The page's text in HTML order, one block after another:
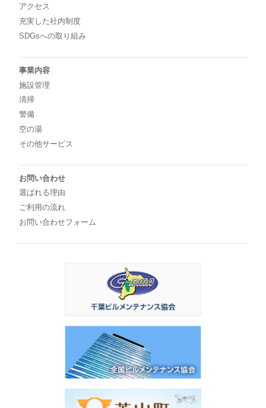
アクセス
充実した社内制度
SDGsへの取り組み
事業内容
施設管理
清掃
警備
空の湯
その他サービス
お問い合わせ
選ばれる理由
ご利用の流れ
お問い合わせフォーム